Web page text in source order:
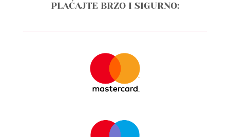
PLAĆAJTE BRZO I SIGURNO: